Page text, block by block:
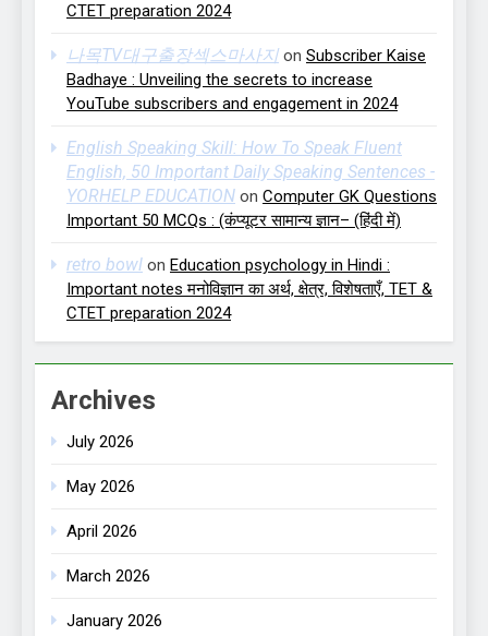
CTET preparation 2024
나목TV대구출장섹스마사지 on Subscriber Kaise
Badhaye : Unveiling the secrets to increase
YouTube subscribers and engagement in 2024
English Speaking Skill: How To Speak Fluent
English, 50 Important Daily Speaking Sentences -
YORHELP EDUCATION on Computer GK Questions
Important 50 MCQs : (कंप्यूटर सामान्य ज्ञान– (हिंदी में)
retro bowl on Education psychology in Hindi :
Important notes मनोविज्ञान का अर्थ, क्षेत्र, विशेषताएँ, TET &
CTET preparation 2024
Archives
July 2026
May 2026
April 2026
March 2026
January 2026